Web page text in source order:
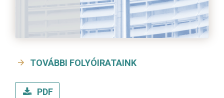
TOVÁBBI FOLYÓIRATAINK
PDF